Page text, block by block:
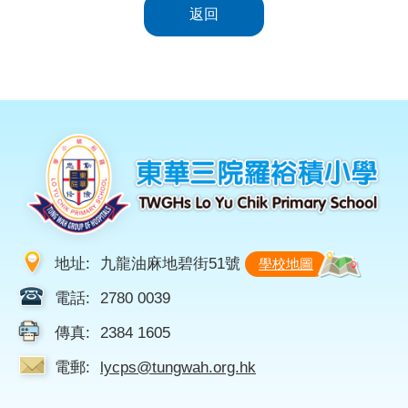
返回
地址: 九龍油麻地碧街51號 學校地圖
電話: 2780 0039
傳真: 2384 1605
電郵: lycps@tungwah.org.hk